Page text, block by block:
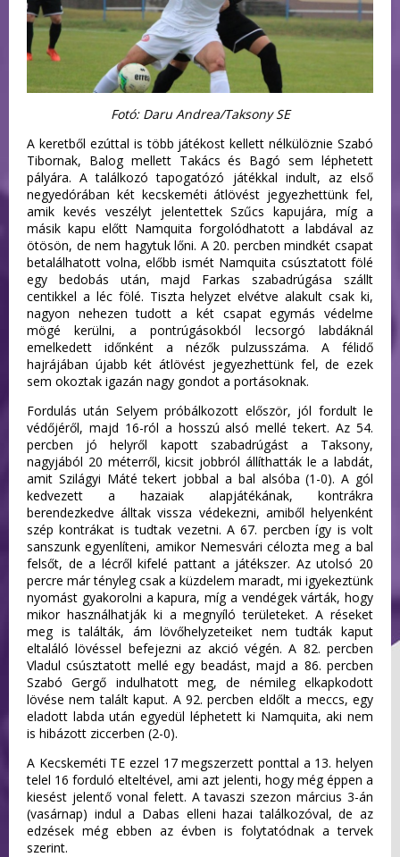
Fotó: Daru Andrea/Taksony SE
A keretből ezúttal is több játékost kellett nélkülöznie Szabó
Tibornak, Balog mellett Takács és Bagó sem léphetett
pályára. A találkozó tapogatózó játékkal indult, az első
negyedórában két kecskeméti átlövést jegyezhettünk fel,
amik kevés veszélyt jelentettek Szűcs kapujára, míg a
másik kapu előtt Namquita forgolódhatott a labdával az
ötösön, de nem hagytuk lőni. A 20. percben mindkét csapat
betalálhatott volna, előbb ismét Namquita csúsztatott fölé
egy bedobás után, majd Farkas szabadrúgása szállt
centikkel a léc fölé. Tiszta helyzet elvétve alakult csak ki,
nagyon nehezen tudott a két csapat egymás védelme
mögé kerülni, a pontrúgásokból lecsorgó labdáknál
emelkedett időnként a nézők pulzusszáma. A félidő
hajrájában újabb két átlövést jegyezhettünk fel, de ezek
sem okoztak igazán nagy gondot a portásoknak.
Fordulás után Selyem próbálkozott először, jól fordult le
védőjéről, majd 16-ról a hosszú alsó mellé tekert. Az 54.
percben jó helyről kapott szabadrúgást a Taksony,
nagyjából 20 méterről, kicsit jobbról állíthatták le a labdát,
amit Szilágyi Máté tekert jobbal a bal alsóba (1-0). A gól
kedvezett a hazaiak alapjátékának, kontrákra
berendezkedve álltak vissza védekezni, amiből helyenként
szép kontrákat is tudtak vezetni. A 67. percben így is volt
sanszunk egyenlíteni, amikor Nemesvári célozta meg a bal
felsőt, de a lécről kifelé pattant a játékszer. Az utolsó 20
percre már tényleg csak a küzdelem maradt, mi igyekeztünk
nyomást gyakorolni a kapura, míg a vendégek várták, hogy
mikor használhatják ki a megnyíló területeket. A réseket
meg is találták, ám lövőhelyzeteiket nem tudták kaput
eltaláló lövéssel befejezni az akció végén. A 82. percben
Vladul csúsztatott mellé egy beadást, majd a 86. percben
Szabó Gergő indulhatott meg, de némileg elkapkodott
lövése nem talált kaput. A 92. percben eldőlt a meccs, egy
eladott labda után egyedül léphetett ki Namquita, aki nem
is hibázott ziccerben (2-0).
A Kecskeméti TE ezzel 17 megszerzett ponttal a 13. helyen
telel 16 forduló elteltével, ami azt jelenti, hogy még éppen a
kiesést jelentő vonal felett. A tavaszi szezon március 3-án
(vasárnap) indul a Dabas elleni hazai találkozóval, de az
edzések még ebben az évben is folytatódnak a tervek
szerint.